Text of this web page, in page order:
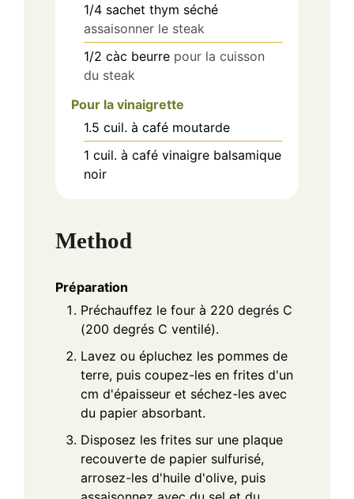
1/4 sachet thym séché
assaisonner le steak
1/2 càc beurre pour la cuisson
du steak
Pour la vinaigrette
1.5 cuil. à café moutarde
1 cuil. à café vinaigre balsamique
noir
Method
Préparation
Préchauffez le four à 220 degrés C
(200 degrés C ventilé).
Lavez ou épluchez les pommes de
terre, puis coupez-les en frites d'un
cm d'épaisseur et séchez-les avec
du papier absorbant.
Disposez les frites sur une plaque
recouverte de papier sulfurisé,
arrosez-les d'huile d'olive, puis